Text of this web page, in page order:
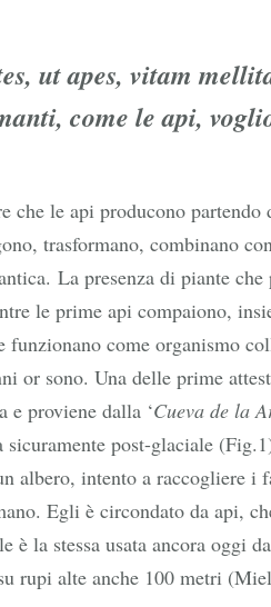
ut apes, vitam
come le api,
che le api producono
trasformano, combinano
La presenza di piante
le prime api compaiono,
come organismo
or sono. Una delle prime
e proviene dalla ‘Cueva de la
post-glaciale
albero, intento a raccogliere
Egli è circondato da api,
è la stessa usata ancora oggi
rupi alte anche 100 metri